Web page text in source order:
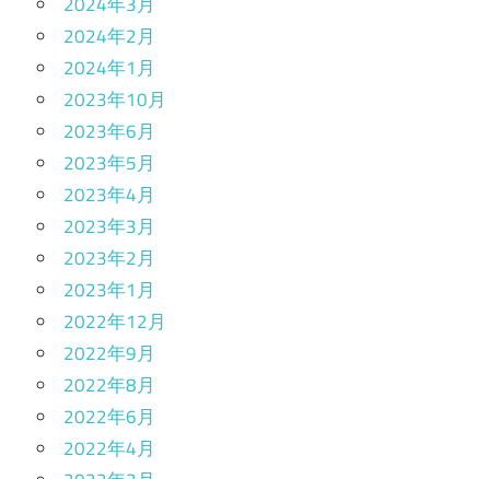
2024年2月
2024年1月
2023年10月
2023年6月
2023年5月
2023年4月
2023年3月
2023年2月
2023年1月
2022年12月
2022年9月
2022年8月
2022年6月
2022年4月